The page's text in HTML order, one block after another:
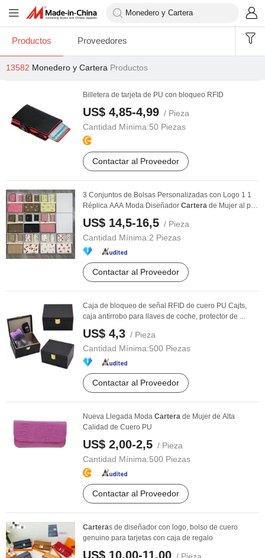
Productos Proveedores
13582 Monedero y Cartera Productos
Billetera de tarjeta de PU con bloqueo RFID
US$ 4,85-4,99 / Pieza
Cantidad Mínima:50 Piezas
Contactar al Proveedor
3 Conjuntos de Bolsas Personalizadas con Logo 1 1
Réplica AAA Moda Diseñador Cartera de Mujer al por
US$ 14,5-16,5 / Pieza
Cantidad Mínima:2 Piezas
Contactar al Proveedor
Caja de bloqueo de señal RFID de cuero PU Cajts,
caja antirrobo para llaves de coche, protector de ...
US$ 4,3 / Pieza
Cantidad Mínima:500 Piezas
Contactar al Proveedor
Nueva Llegada Moda Cartera de Mujer de Alta
Calidad de Cuero PU
US$ 2,00-2,5 / Pieza
Cantidad Mínima:500 Piezas
Contactar al Proveedor
Carteras de diseñador con logo, bolso de cuero
genuino para tarjetas con caja de regalo
US$ 10,00-11,00